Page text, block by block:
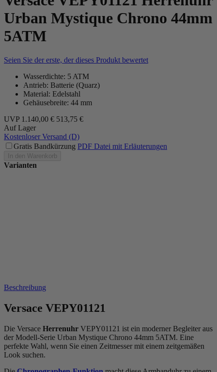
Urban Mystique Chrono 44mm
5ATM
Seien Sie der erste, der dieses Produkt bewertet
Wasserdichte: 5 ATM
Antrieb: Batterie (Quarz)
Material: Edelstahl
Gehäusebreite: 44 mm
UVP 1.140,00 € 513,75 €
Auf Lager
Kostenloser Versand (D)
Gratis Bandkürzung PDF Datei mit Erläuterungen
In den Warenkorb
Varianten
Beschreibung
Versace VEPY01121
Die Versace Herrenuhr VEPY01121 ist ein moderner Begleiter aus
der Modell-Serie Urban Mystique Chrono 44mm 5ATM. Eine
perfekte Wahl, wenn Sie einen Zeitmesser mit einem zeitgemäßen
Look suchen.